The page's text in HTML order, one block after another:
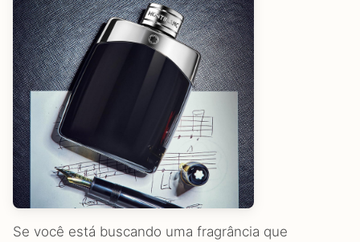
Se você está buscando uma fragrância que